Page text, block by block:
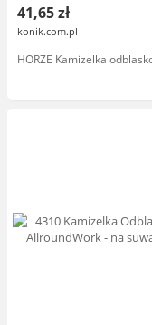
41,65 zł
konik.com.pl
HORZE Kamizelka